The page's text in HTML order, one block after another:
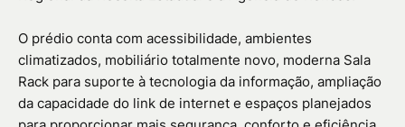
O prédio conta com acessibilidade, ambientes
climatizados, mobiliário totalmente novo, moderna Sala
Rack para suporte à tecnologia da informação, ampliação
da capacidade do link de internet e espaços planejados